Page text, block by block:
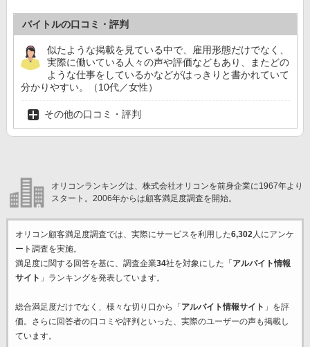
バイトルの口コミ・評判
似たような掲載を見ている中で、雇用形態だけでなく、
実際に働いている人々の声や評価などもあり、またどの
ような仕事をしているかなどがはっきりと書かれていて
分かりやすい。（10代／女性）
その他の口コミ・評判
オリコンランキングは、株式会社オリコンを前身企業に1967年より
スタート。2006年からは顧客満足度調査を開始。
オリコン顧客満足度調査では、実際にサービスを利用した6,302人にアンケ
ート調査を実施。
満足度に関する回答を基に、調査企業34社を対象にした「 アルバイト情報
サイト 」ランキングを発表しています。
総合満足度だけでなく、様々な切り口から「 アルバイト情報サイト 」を評
価。さらに回答者の口コミや評判といった、実際のユーザーの声も掲載し
ています。